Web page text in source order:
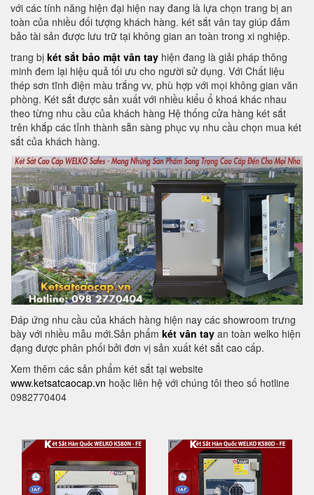
với các tính năng hiện đại hiện nay đang là lựa chọn trang bị an
toàn của nhiều đối tượng khách hàng. két sắt vân tay giúp đảm
bảo tài sản được lưu trữ tại không gian an toàn trong xi nghiệp.
trang bị két sắt bảo mật vân tay hiện đang là giải pháp thông
minh đem lại hiệu quả tối ưu cho người sử dụng. Với Chất liệu
thép sơn tĩnh điện màu trắng vv, phù hợp với mọi không gian văn
phòng. Két sắt được sản xuất với nhiều kiểu ổ khoá khác nhau
theo từng nhu cầu của khách hàng Hệ thống cửa hàng két sắt
trên khắp các tỉnh thành sẵn sàng phục vụ nhu cầu chọn mua két
sắt của khách hàng.
Đáp ứng nhu cầu của khách hàng hiện nay các showroom trưng
bày với nhiều mẫu mới.Sản phẩm két vân tay an toàn welko hiện
đạng được phân phối bởi đơn vị sản xuất két sắt cao cấp.
Xem thêm các sản phẩm két sắt tại website
www.ketsatcaocap.vn hoặc liên hệ với chúng tôi theo số hotline
0982770404